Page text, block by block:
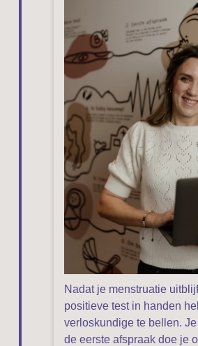
Nadat je menstruatie
positieve test in handen
verloskundige te bellen.
de eerste afspraak doe je